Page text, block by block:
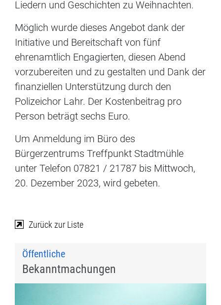
Liedern und Geschichten zu Weihnachten.
Möglich wurde dieses Angebot dank der
Initiative und Bereitschaft von fünf
ehrenamtlich Engagierten, diesen Abend
vorzubereiten und zu gestalten und Dank der
finanziellen Unterstützung durch den
Polizeichor Lahr. Der Kostenbeitrag pro
Person beträgt sechs Euro.
Um Anmeldung im Büro des
Bürgerzentrums Treffpunkt Stadtmühle
unter Telefon 07821 / 21787 bis Mittwoch,
20. Dezember 2023, wird gebeten.
Zurück zur Liste
Öffentliche
Bekanntmachungen